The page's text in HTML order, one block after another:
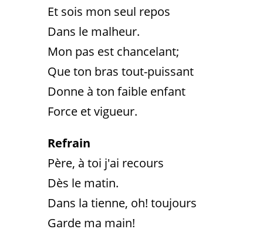
Et sois mon seul repos
Dans le malheur.
Mon pas est chancelant;
Que ton bras tout-puissant
Donne à ton faible enfant
Force et vigueur.
Refrain
Père, à toi j'ai recours
Dès le matin.
Dans la tienne, oh! toujours
Garde ma main!